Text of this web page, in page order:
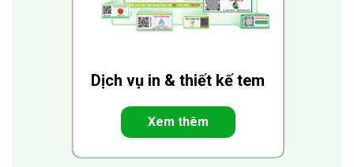
Dịch vụ in & thiết kế tem
Xem thêm